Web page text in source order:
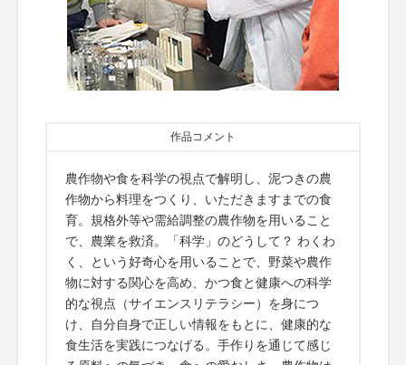
作品コメント
農作物や食を科学の視点で解明し、泥つきの農
作物から料理をつくり、いただきますまでの食
育。規格外等や需給調整の農作物を用いること
で、農業を救済。「科学」のどうして？ わくわ
く、という好奇心を用いることで、野菜や農作
物に対する関心を高め、かつ食と健康への科学
的な視点（サイエンスリテラシー）を身につ
け、自分自身で正しい情報をもとに、健康的な
食生活を実践につなげる。手作りを通じて感じ